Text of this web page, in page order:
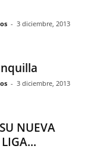
- 3 diciembre, 2013
- 3 diciembre, 2013
NUEVA